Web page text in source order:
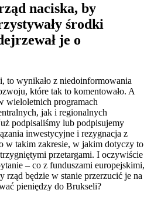
naciska, by
środki
je o
to wynikało z niedoinformowania
które tak to komentowało. A
wieloletnich programach
jak i regionalnych
podpisaliśmy lub podpisujemy
inwestycyjne i rezygnacja z
w takim zakresie, w jakim dotyczy to
przetargami. I oczywiście
– co z funduszami europejskimi,
rząd będzie w stanie przerzucić je na
pieniędzy do Brukseli?